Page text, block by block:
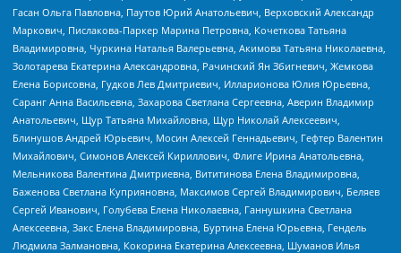
Гасан Ольга Павловна, Паутов Юрий Анатольевич, Верховский Александр
Маркович, Пислакова-Паркер Марина Петровна, Кочеткова Татьяна
Владимировна, Чуркина Наталья Валерьевна, Акимова Татьяна Николаевна,
Золотарева Екатерина Александровна, Рачинский Ян Збигневич, Жемкова
Елена Борисовна, Гудков Лев Дмитриевич, Илларионова Юлия Юрьевна,
Саранг Анна Васильевна, Захарова Светлана Сергеевна, Аверин Владимир
Анатольевич, Щур Татьяна Михайловна, Щур Николай Алексеевич,
Блинушов Андрей Юрьевич, Мосин Алексей Геннадьевич, Гефтер Валентин
Михайлович, Симонов Алексей Кириллович, Флиге Ирина Анатольевна,
Мельникова Валентина Дмитриевна, Вититинова Елена Владимировна,
Баженова Светлана Куприяновна, Максимов Сергей Владимирович, Беляев
Сергей Иванович, Голубева Елена Николаевна, Ганнушкина Светлана
Алексеевна, Закс Елена Владимировна, Буртина Елена Юрьевна, Гендель
Людмила Залмановна, Кокорина Екатерина Алексеевна, Шуманов Илья